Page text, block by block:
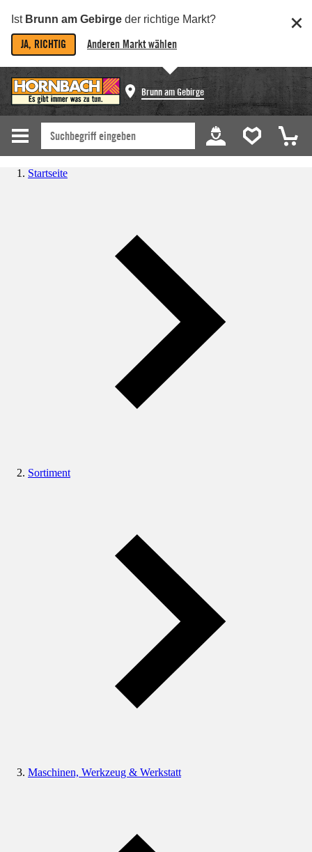
Ist Brunn am Gebirge der richtige Markt?
JA, RICHTIG Anderen Markt wählen
Brunn am Gebirge
Startseite
Sortiment
Maschinen, Werkzeug & Werkstatt